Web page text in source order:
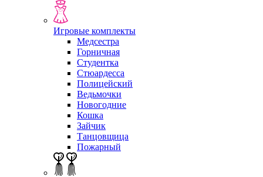
Игровые комплекты
Медсестра
Горничная
Студентка
Стюардесса
Полицейский
Ведьмочки
Новогодние
Кошка
Зайчик
Танцовщица
Пожарный